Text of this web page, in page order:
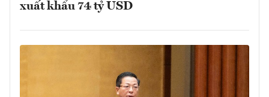
xuất khẩu 74 tỷ USD